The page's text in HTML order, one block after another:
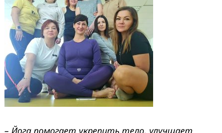
– Йога помогает укрепить тело, улучшает